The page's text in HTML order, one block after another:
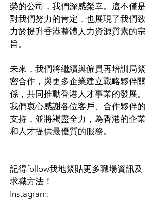
榮的公司，我們深感榮幸。這不僅是
對我們努力的肯定，也展現了我們致
力於提升香港整體人力資源質素的宗
旨。
未來，我們將繼續與僱員再培訓局緊
密合作，與更多企業建立戰略夥伴關
係，共同推動香港人才事業的發展。
我們衷心感謝各位客戶、合作夥伴的
支持，並將竭盡全力，為香港的企業
和人才提供最優質的服務。
記得follow我地緊貼更多職場資訊及
求職方法！
Instagram: